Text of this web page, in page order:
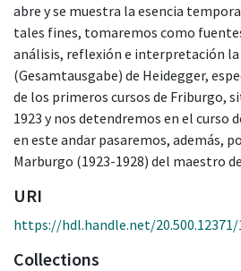
abre y se muestra la esencia
tales fines, tomaremos como
análisis, reflexión e interpretación
(Gesamtausgabe) de Heidegger,
de los primeros cursos de Friburgo,
1923 y nos detendremos en el curso
en este andar pasaremos, además,
Marburgo (1923-1928) del maestro
URI
https://hdl.handle.net/20.500.12371/
Collections